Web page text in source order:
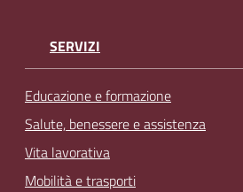
SERVIZI
Educazione e formazione
Salute, benessere e assistenza
Vita lavorativa
Mobilità e trasporti